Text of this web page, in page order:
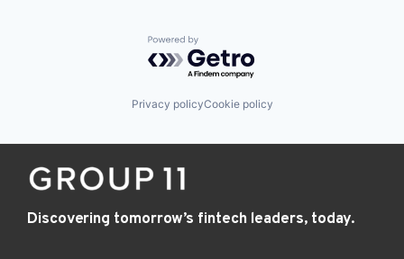
Powered by Getro.com
Privacy policyCookie policy
Discovering tomorrow’s fintech leaders, today.